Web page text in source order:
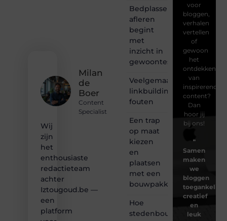
Milan
de
Boer
Content
Specialist
Wij
zijn
het
enthousiaste
redactieteam
achter
Iztougoud.be —
een
platform
Bedplassen
afleren
begint
met
inzicht in
gewoontes
Veelgemaakte
linkbuilding
fouten
Een trap
op maat
kiezen
en
plaatsen
met een
bouwpakket
Hoe
stedenbouw
voor
bloggen,
verhalen
vertellen
of
gewoon
het
ontdekken
van
inspirerende
content?
Dan
hoor jij
bij ons!
❝
Samen
maken
we
bloggen
toegankelijk,
creatief
en
leuk